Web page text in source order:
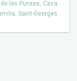
les Punxes, Casa
, Saint-Georges